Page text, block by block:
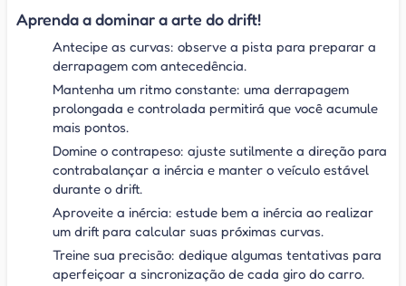
Aprenda a dominar a arte do drift!
Antecipe as curvas: observe a pista para preparar a
derrapagem com antecedência.
Mantenha um ritmo constante: uma derrapagem
prolongada e controlada permitirá que você acumule
mais pontos.
Domine o contrapeso: ajuste sutilmente a direção para
contrabalançar a inércia e manter o veículo estável
durante o drift.
Aproveite a inércia: estude bem a inércia ao realizar
um drift para calcular suas próximas curvas.
Treine sua precisão: dedique algumas tentativas para
aperfeiçoar a sincronização de cada giro do carro.